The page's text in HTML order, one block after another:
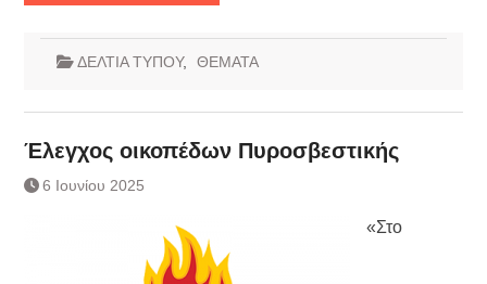
ΔΕΛΤΙΑ ΤΥΠΟΥ, ΘΕΜΑΤΑ
Έλεγχος οικοπέδων Πυροσβεστικής
6 Ιουνίου 2025
«Στο